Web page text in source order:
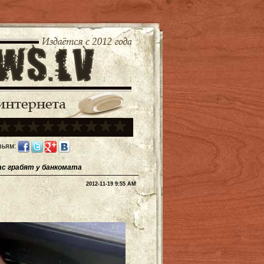
грабят у банкомата
2012-11-19 9:55 AM